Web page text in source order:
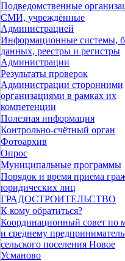
Подведомственные
СМИ, учреждённые
Администрацией
Информационные системы,
данных, реестры и регистры
Администрации
Результаты проверок
Администрации сторонними
организациями в рамках их
компетенции
Полезная информация
Контрольно-счётный орган
Фотоархив
Опрос
Муниципальные программы
Порядок и время приема
юридических лиц
ГРАДОСТРОИТЕЛЬСТВО
К кому обратиться?
Координационный совет по
и среднему
сельского поселения Новое
Усманово